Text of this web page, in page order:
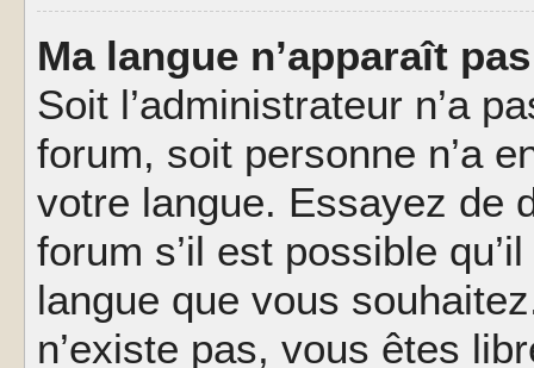
Ma langue n’apparaît
Soit l’administrateur n’a
forum, soit personne n’a
votre langue. Essayez de
forum s’il est possible
langue que vous
n’existe pas, vous êtes